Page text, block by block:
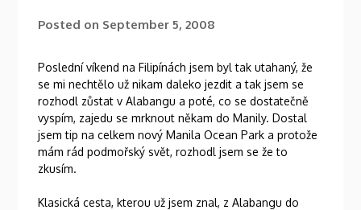
Posted on September 5, 2008
Poslední víkend na Filipínách jsem byl tak utahaný, že
se mi nechtělo už nikam daleko jezdit a tak jsem se
rozhodl zůstat v Alabangu a poté, co se dostatečně
vyspím, zajedu se mrknout někam do Manily. Dostal
jsem tip na celkem nový Manila Ocean Park a protože
mám rád podmořský svět, rozhodl jsem se že to
zkusím.
Klasická cesta, kterou už jsem znal, z Alabangu do